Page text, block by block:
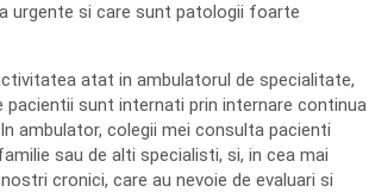
urgente si care sunt patologii foarte
atat in ambulatorul de specialitate,
pacientii sunt internati prin internare continua
ambulator, colegii mei consulta pacienti
sau de alti specialisti, si, in cea mai
cronici, care au nevoie de evaluari si